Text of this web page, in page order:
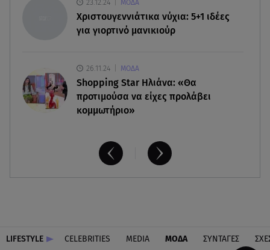
Τουρισμός για Όλους 2026-2027: Ποια ΑΦΜ
κάνουν σήμερα αίτηση
23.12.24 ΜΟΔΑ
Χριστουγεννιάτικα νύχια: 5+1 ιδέες
για γιορτινό μανικιούρ
26.11.24 ΜΟΔΑ
Shopping Star Ηλιάνα: «Θα
προτιμούσα να είχες προλάβει
κομμωτήριο»
LIFESTYLE CELEBRITIES MEDIA ΜΟΔΑ ΣΥΝΤΑΓΕΣ